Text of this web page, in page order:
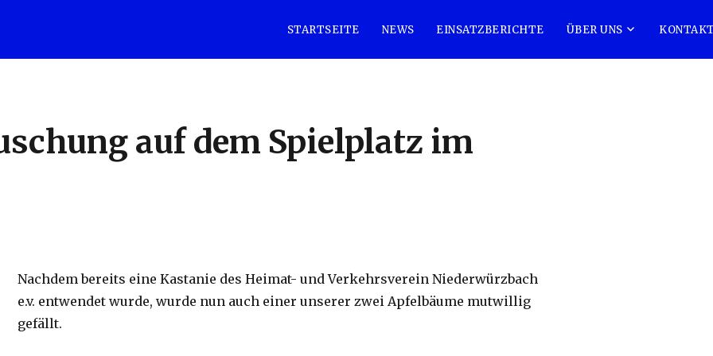
STARTSEITE NEWS EINSATZBERICHTE ÜBER UNS
auf dem Spielplatz im
Nachdem bereits eine Kastanie des Heimat- und Verkehrsverein Niederwürzbach
e.v. entwendet wurde, wurde nun auch einer unserer zwei Apfelbäume mutwillig
gefällt.